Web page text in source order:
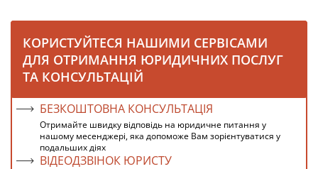
КОРИСТУЙТЕСЯ НАШИМИ СЕРВІСАМИ
ДЛЯ ОТРИМАННЯ ЮРИДИЧНИХ ПОСЛУГ
ТА КОНСУЛЬТАЦІЙ
БЕЗКОШТОВНА КОНСУЛЬТАЦІЯ
Отримайте швидку відповідь на юридичне питання у
нашому месенджері, яка допоможе Вам зорієнтуватися у
подальших діях
ВІДЕОДЗВІНОК ЮРИСТУ